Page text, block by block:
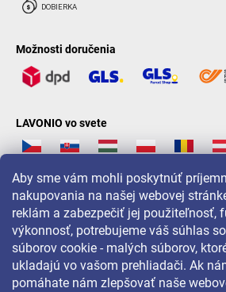
Aby sme vám mohli poskytnúť
nakupovania na našej webovej
reklám a zabezpečiť jej použiteľnosť,
výkonnosť, potrebujeme váš súhlas
súborov cookie - malých súborov,
ukladajú vo vašom prehliadači. Ak
pomáhate nám zlepšovať naše
Možnosti doručenia
LAVONIO vo svete
Pre akcie, súťaže a zľavy nás sledujte na: